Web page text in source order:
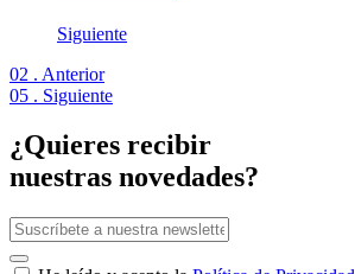
Siguiente
02 . Anterior
05 . Siguiente
¿Quieres recibir
nuestras novedades?